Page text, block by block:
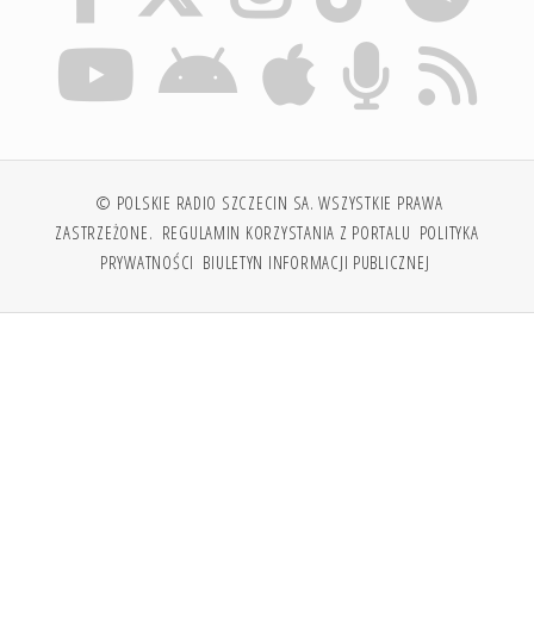
© POLSKIE RADIO SZCZECIN SA. WSZYSTKIE PRAWA
ZASTRZEŻONE. REGULAMIN KORZYSTANIA Z PORTALU POLITYKA
PRYWATNOŚCI BIULETYN INFORMACJI PUBLICZNEJ